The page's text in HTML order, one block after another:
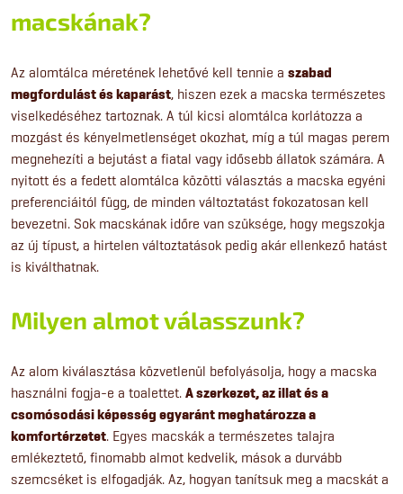
macskának?
Az alomtálca méretének lehetővé kell tennie a szabad
megfordulást és kaparást, hiszen ezek a macska természetes
viselkedéséhez tartoznak. A túl kicsi alomtálca korlátozza a
mozgást és kényelmetlenséget okozhat, míg a túl magas perem
megnehezíti a bejutást a fiatal vagy idősebb állatok számára. A
nyitott és a fedett alomtálca közötti választás a macska egyéni
preferenciáitól függ, de minden változtatást fokozatosan kell
bevezetni. Sok macskának időre van szüksége, hogy megszokja
az új típust, a hirtelen változtatások pedig akár ellenkező hatást
is kiválthatnak.
Milyen almot válasszunk?
Az alom kiválasztása közvetlenül befolyásolja, hogy a macska
használni fogja-e a toalettet. A szerkezet, az illat és a
csomósodási képesség egyaránt meghatározza a
komfortérzetet. Egyes macskák a természetes talajra
emlékeztető, finomabb almot kedvelik, mások a durvább
szemcséket is elfogadják. Az, hogyan tanítsuk meg a macskát a